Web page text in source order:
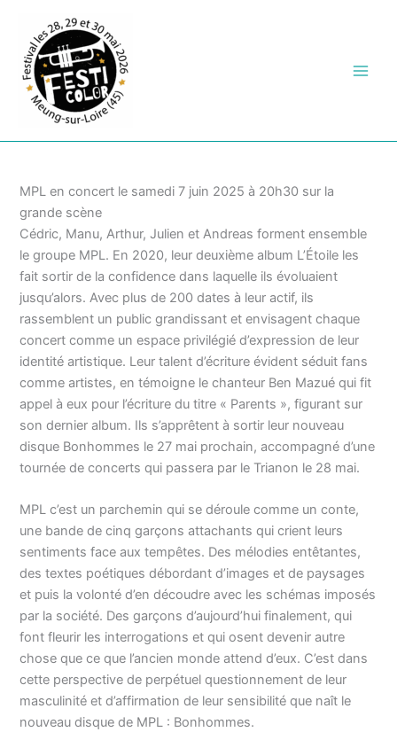
contenu
MPL en concert le samedi 7 juin 2025 à 20h30 sur la
grande scène
Cédric, Manu, Arthur, Julien et Andreas forment ensemble
le groupe MPL. En 2020, leur deuxième album L’Étoile les
fait sortir de la confidence dans laquelle ils évoluaient
jusqu’alors. Avec plus de 200 dates à leur actif, ils
rassemblent un public grandissant et envisagent chaque
concert comme un espace privilégié d’expression de leur
identité artistique. Leur talent d’écriture évident séduit fans
comme artistes, en témoigne le chanteur Ben Mazué qui fit
appel à eux pour l’écriture du titre « Parents », figurant sur
son dernier album. Ils s’apprêtent à sortir leur nouveau
disque Bonhommes le 27 mai prochain, accompagné d’une
tournée de concerts qui passera par le Trianon le 28 mai.
MPL c’est un parchemin qui se déroule comme un conte,
une bande de cinq garçons attachants qui crient leurs
sentiments face aux tempêtes. Des mélodies entêtantes,
des textes poétiques débordant d’images et de paysages
et puis la volonté d’en découdre avec les schémas imposés
par la société. Des garçons d’aujourd’hui finalement, qui
font fleurir les interrogations et qui osent devenir autre
chose que ce que l’ancien monde attend d’eux. C’est dans
cette perspective de perpétuel questionnement de leur
masculinité et d’affirmation de leur sensibilité que naît le
nouveau disque de MPL : Bonhommes.